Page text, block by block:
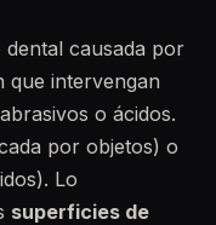
dental causada por
que intervengan
o ácidos.
por objetos) o
Lo
superficies de